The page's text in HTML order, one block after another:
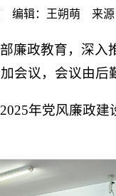
编辑：王朔萌 来
政教育，深
会议，会议由后
年党风廉政